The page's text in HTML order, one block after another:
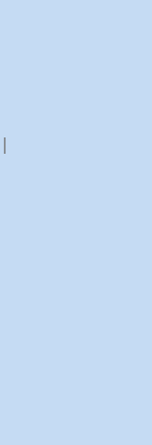
|